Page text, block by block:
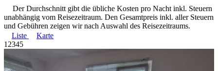
Der Durchschnitt gibt die übliche Kosten pro Nacht inkl. Steuern
unabhängig vom Reisezeitraum. Den Gesamtpreis inkl. aller Steuern
und Gebühren zeigen wir nach Auswahl des Reisezeitraums.
Liste
Karte
1 2345